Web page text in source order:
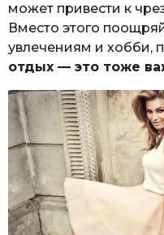
может привести к
Вместо этого
увлечениям и хобби,
отдых — это тоже